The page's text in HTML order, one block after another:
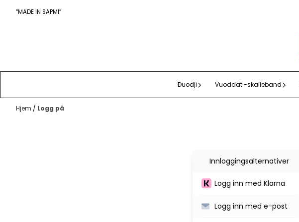
“MADE IN SAPMI”
Duodji Vuoddat -skalleband
Hjem / Logg på
Innloggingsalternativer
Logg inn med Klarna
Logg inn med e-post